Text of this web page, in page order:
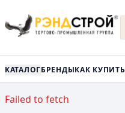
КАТАЛОГБРЕНДЫКАК КУПИТЬ
Failed to fetch